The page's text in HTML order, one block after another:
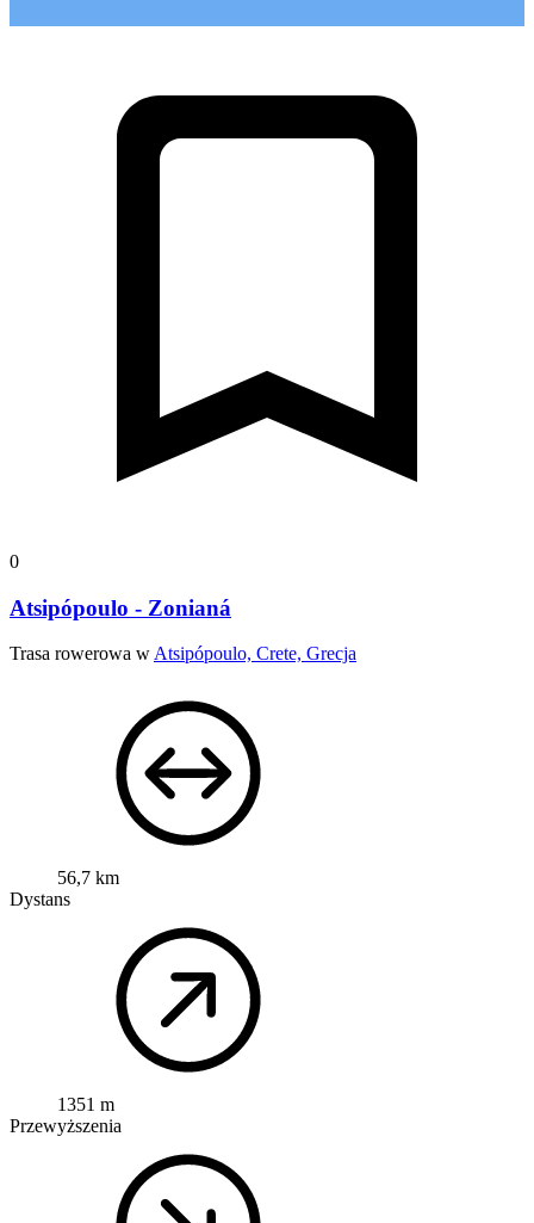
0
Atsipópoulo - Zonianá
Trasa rowerowa wAtsipópoulo, Crete, Grecja
56,7 km
Dystans
1351 m
Przewyższenia